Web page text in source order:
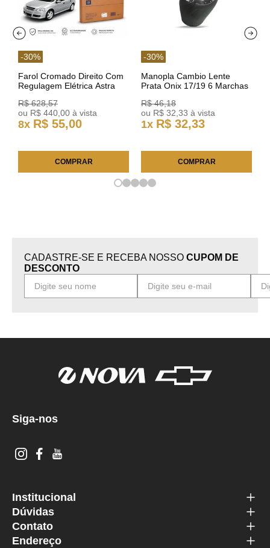
-30%
Farol Cromado Direito Com
Regulagem Elétrica Astra
R$ 628,57
ou R$ 440 00 à vista
8x R$ 55,00
COMPRAR
-30%
Manopla Cambio Lente
Prata Onix 17/19 6 Marchas
R$ 46,18
ou R$ 32 33 à vista
1x R$ 32,33
COMPRAR
CADASTRE-SE E RECEBA NOSSO CUPOM DE
DESCONTO
Siga-nos
Institucional
Dúvidas
Contato
Endereço